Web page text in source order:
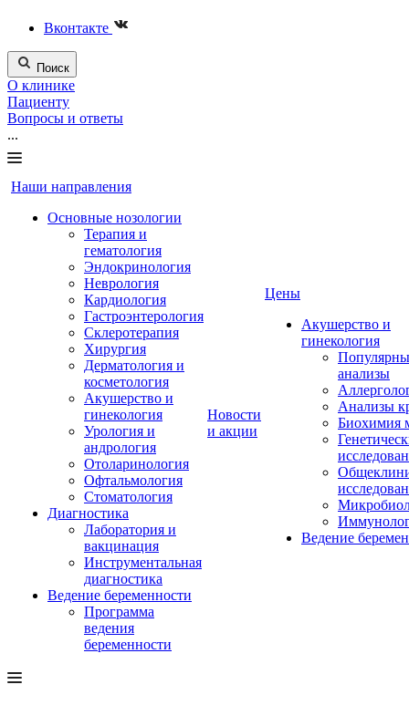
Вконтакте
Поиск
О клинике
Пациенту
Вопросы и ответы
...
Наши направления
Основные нозологии
Терапия и
гематология
Эндокринология
Неврология
Кардиология
Гастроэнтерология
Склеротерапия
Хирургия
Дерматология и
косметология
Акушерство и
гинекология
Урология и
андрология
Отоларинология
Офтальмология
Стоматология
Диагностика
Лаборатория и
вакцинация
Инструментальная
диагностика
Ведение беременности
Программа
ведения
беременности
Новости
и акции
Цены
Акушерство и
гинекология
анализы
Анализы
Биохимия
Ведение